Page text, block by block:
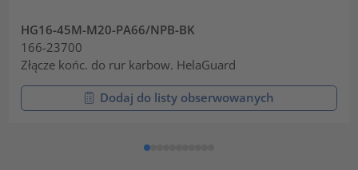
HG16-45M-M20-PA66/NPB-BK
166-23700
Złącze końc. do rur karbow. HelaGuard
Dodaj do listy obserwowanych